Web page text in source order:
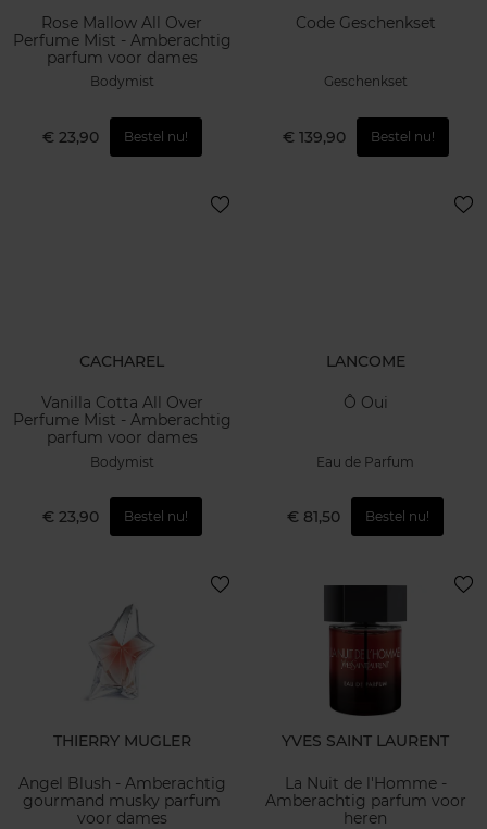
Rose Mallow All Over
Perfume Mist - Amberachtig
parfum voor dames
Bodymist
€ 23,90 Bestel nu!
Code Geschenkset
Geschenkset
€ 139,90 Bestel nu!
CACHAREL
Vanilla Cotta All Over
Perfume Mist - Amberachtig
parfum voor dames
Bodymist
€ 23,90 Bestel nu!
LANCOME
Ô Oui
Eau de Parfum
€ 81,50 Bestel nu!
THIERRY MUGLER
Angel Blush - Amberachtig
gourmand musky parfum
voor dames
YVES SAINT LAURENT
La Nuit de l'Homme -
Amberachtig parfum voor
heren